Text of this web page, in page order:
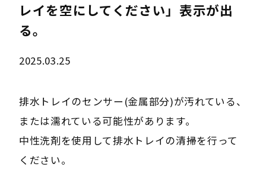
レイを空にしてください」表示が出
る。
2025.03.25
排水トレイのセンサー(金属部分)が汚れている、
または濡れている可能性があります。
中性洗剤を使用して排水トレイの清掃を行って
ください。